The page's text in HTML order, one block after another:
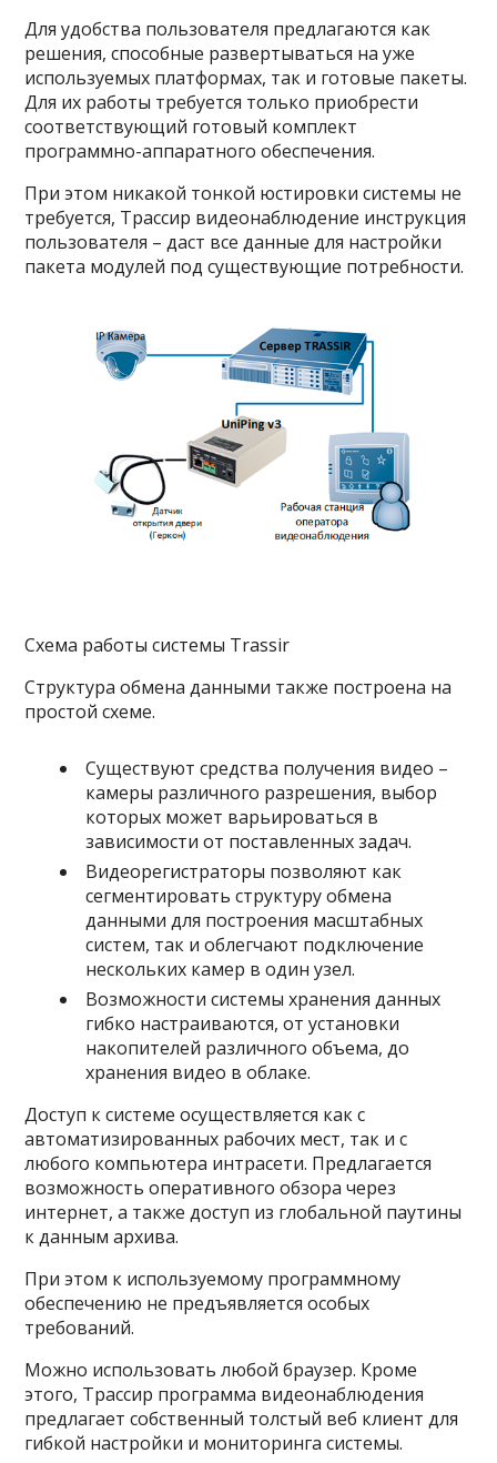
Для удобства пользователя предлагаются как
решения, способные развертываться на уже
используемых платформах, так и готовые пакеты.
Для их работы требуется только приобрести
соответствующий готовый комплект
программно-аппаратного обеспечения.
При этом никакой тонкой юстировки системы не
требуется, Трассир видеонаблюдение инструкция
пользователя – даст все данные для настройки
пакета модулей под существующие потребности.
Схема работы системы Trassir
Структура обмена данными также построена на
простой схеме.
Существуют средства получения видео –
камеры различного разрешения, выбор
которых может варьироваться в
зависимости от поставленных задач.
Видеорегистраторы позволяют как
сегментировать структуру обмена
данными для построения масштабных
систем, так и облегчают подключение
нескольких камер в один узел.
Возможности системы хранения данных
гибко настраиваются, от установки
накопителей различного объема, до
хранения видео в облаке.
Доступ к системе осуществляется как с
автоматизированных рабочих мест, так и с
любого компьютера интрасети. Предлагается
возможность оперативного обзора через
интернет, а также доступ из глобальной паутины
к данным архива.
При этом к используемому программному
обеспечению не предъявляется особых
требований.
Можно использовать любой браузер. Кроме
этого, Трассир программа видеонаблюдения
предлагает собственный толстый веб клиент для
гибкой настройки и мониторинга системы.